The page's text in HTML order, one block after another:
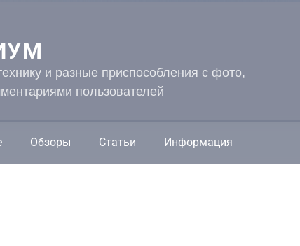
и разные приспособления с фото,
пользователей
Обзоры Статьи Информация